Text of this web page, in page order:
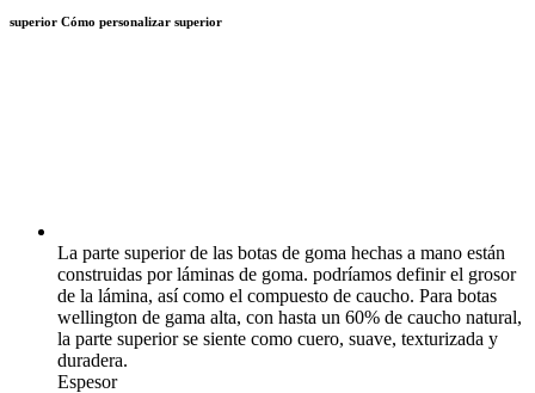
superior Cómo personalizar superior
La parte superior de las botas de goma hechas a mano están
construidas por láminas de goma. podríamos definir el grosor
de la lámina, así como el compuesto de caucho. Para botas
wellington de gama alta, con hasta un 60% de caucho natural,
la parte superior se siente como cuero, suave, texturizada y
duradera.
Espesor